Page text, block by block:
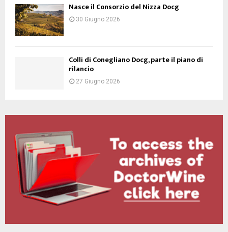
Nasce il Consorzio del Nizza Docg
30 Giugno 2026
Colli di Conegliano Docg, parte il piano di
rilancio
27 Giugno 2026